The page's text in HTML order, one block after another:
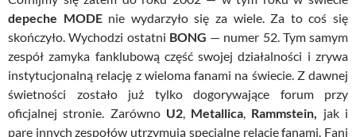
depeche MODEnie wydarzyło się za wiele. Za to coś się
skończyło. Wychodzi ostatni BONG — numer 52. Tym samym
zespół zamyka fanklubową część swojej działalności i zrywa
instytucjonalną relację z wieloma fanami na świecie. Z dawnej
świetności zostało już tylko dogorywające forum przy
oficjalnej stronie. Zarówno U2, Metallica, Rammstein, jak i
parę innych zespołów utrzymują specjalne relacje fanami. Fani